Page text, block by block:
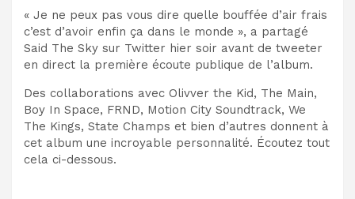
« Je ne peux pas vous dire quelle bouffée d’air frais
c’est d’avoir enfin ça dans le monde », a partagé
Said The Sky sur Twitter hier soir avant de tweeter
en direct la première écoute publique de l’album.
Des collaborations avec Olivver the Kid, The Main,
Boy In Space, FRND, Motion City Soundtrack, We
The Kings, State Champs et bien d’autres donnent à
cet album une incroyable personnalité. Écoutez tout
cela ci-dessous.